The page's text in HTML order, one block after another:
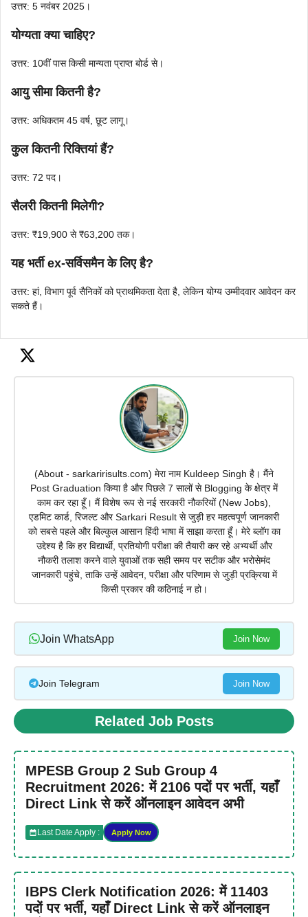
उत्तर: 5 नवंबर 2025।
योग्यता क्या चाहिए?
उत्तर: 10वीं पास किसी मान्यता प्राप्त बोर्ड से।
आयु सीमा कितनी है?
उत्तर: अधिकतम 45 वर्ष, छूट लागू।
कुल कितनी रिक्तियां हैं?
उत्तर: 72 पद।
सैलरी कितनी मिलेगी?
उत्तर: ₹19,900 से ₹63,200 तक।
यह भर्ती ex-सर्विसमैन के लिए है?
उत्तर: हां, विभाग पूर्व सैनिकों को प्राथमिकता देता है, लेकिन योग्य उम्मीदवार आवेदन कर
सकते हैं।
(About - sarkaririsults.com) मेरा नाम Kuldeep Singh है। मैंने
Post Graduation किया है और पिछले 7 सालों से Blogging के क्षेत्र में
काम कर रहा हूँ। मैं विशेष रूप से नई सरकारी नौकरियों (New Jobs),
एडमिट कार्ड, रिजल्ट और Sarkari Result से जुड़ी हर महत्वपूर्ण जानकारी
को सबसे पहले और बिल्कुल आसान हिंदी भाषा में साझा करता हूँ। मेरे ब्लॉग का
उद्देश्य है कि हर विद्यार्थी, प्रतियोगी परीक्षा की तैयारी कर रहे अभ्यर्थी और
नौकरी तलाश करने वाले युवाओं तक सही समय पर सटीक और भरोसेमंद
जानकारी पहुंचे, ताकि उन्हें आवेदन, परीक्षा और परिणाम से जुड़ी प्रक्रिया में
किसी प्रकार की कठिनाई न हो।
Join WhatsApp Join Now
Join Telegram Join Now
Related Job Posts
MPESB Group 2 Sub Group 4
Recruitment 2026: में 2106 पदों पर भर्ती, यहाँ
Direct Link से करें ऑनलाइन आवेदन अभी
Last Date Apply : Apply Now
IBPS Clerk Notification 2026: में 11403
पदों पर भर्ती, यहाँ Direct Link से करें ऑनलाइन